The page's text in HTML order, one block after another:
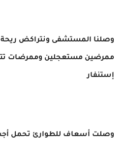
وصلنا المستشفى ونتراكض ريحة
ممرضين مستعجلين وممرضات
إستنفار
وصلت أسعاف للطوارئ تحمل